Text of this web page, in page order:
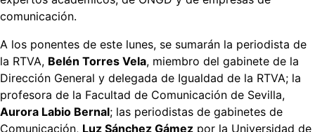
comunicación.
A los ponentes de este lunes, se sumarán la periodista de
la RTVA, Belén Torres Vela, miembro del gabinete de la
Dirección General y delegada de Igualdad de la RTVA; la
profesora de la Facultad de Comunicación de Sevilla,
Aurora Labio Bernal; las periodistas de gabinetes de
Comunicación, Luz Sánchez Gámez por la Universidad de